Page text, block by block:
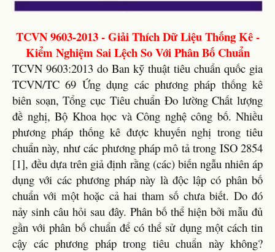
TCVN 9603-2013 - Giải Thích Dữ Liệu Thống Kê -
Kiểm Nghiệm Sai Lệch So Với Phân Bố Chuẩn
TCVN 9603:2013 do Ban kỹ thuật tiêu chuẩn quốc gia
TCVN/TC 69 Ứng dụng các phương pháp thống kê
biên soạn, Tổng cục Tiêu chuẩn Đo lường Chất lượng
đề nghị, Bộ Khoa học và Công nghệ công bố. Nhiều
phương pháp thống kê được khuyến nghị trong tiêu
chuẩn này, như các phương pháp mô tả trong ISO 2854
[1], đều dựa trên giả định rằng (các) biến ngẫu nhiên áp
dụng với các phương pháp này là độc lập có phân bố
chuẩn với một hoặc cả hai tham số chưa biết. Do đó
nảy sinh câu hỏi sau đây. Phân bố thể hiện bởi mẫu đủ
gần với phân bố chuẩn để có thể sử dụng một cách tin
cậy các phương pháp trong tiêu chuẩn này không?